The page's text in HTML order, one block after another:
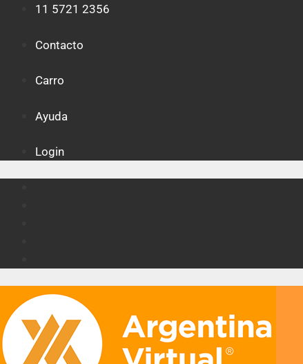
contenido
11 5721 2356
Contacto
Carro
Ayuda
Login